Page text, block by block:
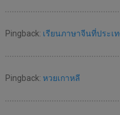
Pingback: เรียนภาษาจีนที่ประเ
Pingback: หวยเกาหลี